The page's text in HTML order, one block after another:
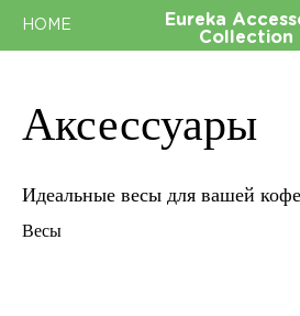
HOME Eureka
Collection
Аксессуары
Идеальные весы для вашей
Весы